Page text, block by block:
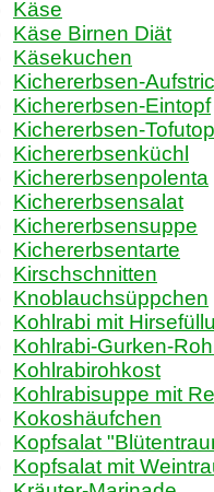
Käse
Käse Birnen Diät
Käsekuchen
Kichererbsen-
Kichererbsen-Eintopf
Kichererbsen-
Kichererbsenküchl
Kichererbsenpolenta
Kichererbsensalat
Kichererbsensuppe
Kichererbsentarte
Kirschschnitten
Knoblauchsüppchen
Kohlrabi mit
Kohlrabi-Gurken-
Kohlrabirohkost
Kohlrabisuppe mit
Kokoshäufchen
Kopfsalat
Kopfsalat mit